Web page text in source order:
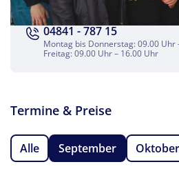
per E-Mail senden
04841 - 787 15
Montag bis Donnerstag: 09.00 Uhr
Freitag: 09.00 Uhr – 16.00 Uhr
Termine & Preise
Alle September Oktober